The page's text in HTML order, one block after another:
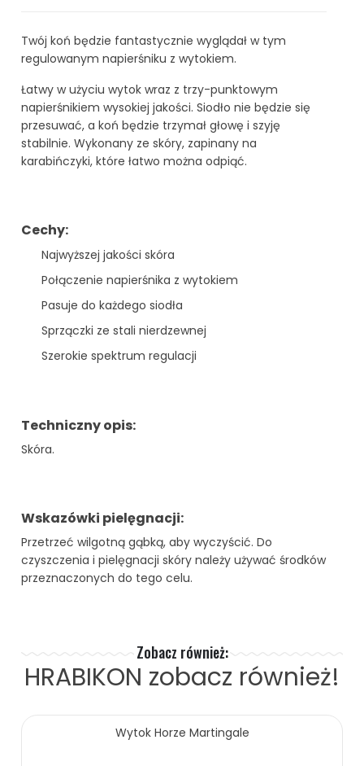
Twój koń będzie fantastycznie wyglądał w tym
regulowanym napierśniku z wytokiem.
Łatwy w użyciu wytok wraz z trzy-punktowym
napierśnikiem wysokiej jakości. Siodło nie będzie się
przesuwać, a koń będzie trzymał głowę i szyję
stabilnie. Wykonany ze skóry, zapinany na
karabińczyki, które łatwo można odpiąć.
Cechy:
Najwyższej jakości skóra
Połączenie napierśnika z wytokiem
Pasuje do każdego siodła
Sprzączki ze stali nierdzewnej
Szerokie spektrum regulacji
Techniczny opis:
Skóra.
Wskazówki pielęgnacji:
Przetrzeć wilgotną gąbką, aby wyczyścić. Do
czyszczenia i pielęgnacji skóry należy używać środków
przeznaczonych do tego celu.
Zobacz również:
HRABIKON zobacz również!
Wytok Horze Martingale